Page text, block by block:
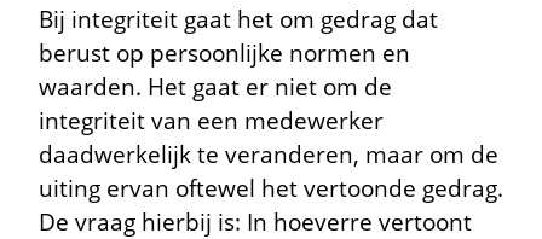
Bij integriteit gaat het om gedrag dat
berust op persoonlijke normen en
waarden. Het gaat er niet om de
integriteit van een medewerker
daadwerkelijk te veranderen, maar om de
uiting ervan oftewel het vertoonde gedrag.
De vraag hierbij is: In hoeverre vertoont